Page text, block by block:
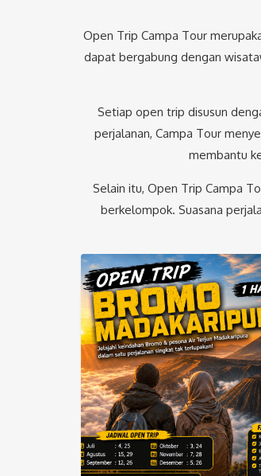
Open Trip Campa Tour
dapat bergabung dengan
Setiap open trip disusun
perjalanan, Campa Tour
membantu
Selain itu, Open Trip Campa
berkelompok. Suasana